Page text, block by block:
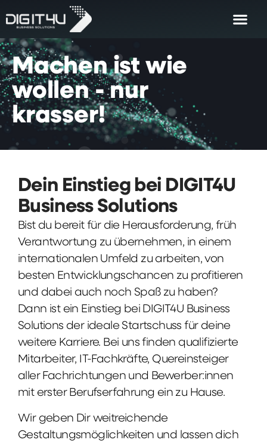
Machen ist wie
wollen - nur
krasser!
Dein Einstieg bei DIGIT4U
Business Solutions
Bist du bereit für die Herausforderung, früh
Verantwortung zu übernehmen, in einem
internationalen Umfeld zu arbeiten, von
besten Entwicklungschancen zu profitieren
und dabei auch noch Spaß zu haben?
Dann ist ein Einstieg bei DIGIT4U Business
Solutions der ideale Startschuss für deine
weitere Karriere. Bei uns finden qualifizierte
Mitarbeiter, IT-Fachkräfte, Quereinsteiger
aller Fachrichtungen und Bewerber:innen
mit erster Berufserfahrung ein zu Hause.
Wir geben Dir weitreichende
Gestaltungsmöglichkeiten und lassen dich